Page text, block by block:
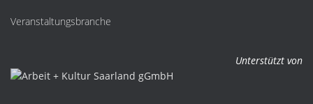
Veranstaltungsbranche
Unterstützt von